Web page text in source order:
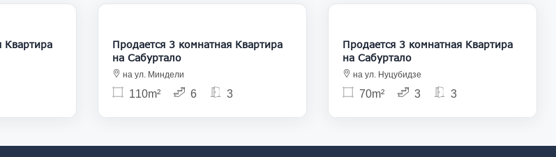
125 000 135 000
Продается 3 комнатная Квартира
на Сабуртало
на ул. Миндели
110m² 6 3
126 000
Продается 3 комнатная Квартира
на Сабуртало
на ул. Нуцубидзе
70m² 3 3